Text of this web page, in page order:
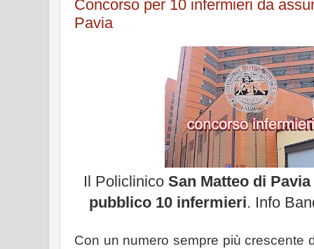
Concorso per 10 infermieri da
Pavia
Il PoliclinicoSan Matteo di
pubblico 10 infermieri. Info
Con un numero sempre più crescente